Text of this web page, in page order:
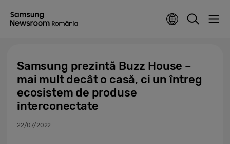
Samsung prezintă Buzz House –
mai mult decât o casă, ci un întreg
ecosistem de produse
interconectate
22/07/2022